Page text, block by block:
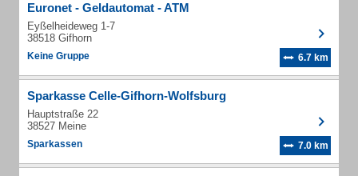
Euronet - Geldautomat - ATM
Eyßelheideweg 1-7
38518 Gifhorn
Keine Gruppe 6.7 km
Sparkasse Celle-Gifhorn-Wolfsburg
Hauptstraße 22
38527 Meine
Sparkassen 7.0 km